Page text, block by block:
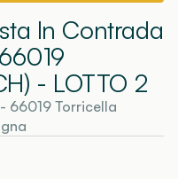
In Contrada
- LOTTO 2
66019 Torricella